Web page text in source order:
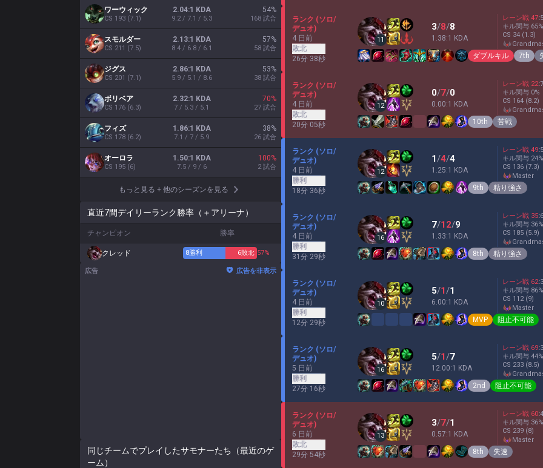
ワーウィック
CS 193 (7.1)
2.04:1 KDA
9.2 / 7.1 / 5.3
54%
168 試合
スモルダー
CS 211 (7.5)
2.13:1 KDA
8.4 / 6.8 / 6.1
57%
58 試合
ジグス
CS 201 (7.1)
2.86:1 KDA
5.9 / 5.1 / 8.6
53%
38 試合
ボリベア
CS 176 (6.3)
2.32:1 KDA
7 / 5.3 / 5.1
70%
27 試合
フィズ
CS 178 (6.2)
1.86:1 KDA
7.1 / 7 / 5.9
38%
26 試合
オーロラ
CS 195 (6)
1.50:1 KDA
7.5 / 9 / 6
100%
2 試合
もっと見る + 他のシーズンを見る
直近7間デイリーランク勝率（＋アリーナ）
チャンピオン 勝率
クレッド 8勝利 6敗北 57%
広告 広告を非表示
同じチームでプレイしたサモナーたち（最近のゲ
ーム）
ランク (ソロ/
デュオ)
4 日前
敗北
26分 38秒
11
3/8/8
1.38:1 KDA
レーン戦 47:
キル関与 65%
CS 34 (1.3)
ダブルキル 7th
ランク (ソロ/
デュオ)
4 日前
敗北
20分 05秒
12
0/7/0
0.00:1 KDA
レーン戦 22:
キル関与 0%
CS 164 (8.2)
10th 苦戦
ランク (ソロ/
デュオ)
4 日前
勝利
18分 36秒
12
1/4/4
1.25:1 KDA
レーン戦 49:
キル関与 24%
CS 136 (7.3)
master
9th 粘り強さ
ランク (ソロ/
デュオ)
4 日前
勝利
31分 29秒
16
7/12/9
1.33:1 KDA
レーン戦 35:
キル関与 36%
CS 185 (5.9)
8th 粘り強さ
ランク (ソロ/
デュオ)
4 日前
勝利
12分 29秒
10
5/1/1
6.00:1 KDA
レーン戦 62:
キル関与 86%
CS 112 (9)
master
MVP 阻止不可能
ランク (ソロ/
デュオ)
5 日前
勝利
27分 16秒
16
5/1/7
12.00:1 KDA
レーン戦 69:
キル関与 44%
CS 233 (8.5)
2nd 阻止不可能
ランク (ソロ/
デュオ)
6 日前
敗北
29分 54秒
13
3/7/1
0.57:1 KDA
レーン戦 60:
キル関与 36%
CS 239 (8)
master
8th 失速